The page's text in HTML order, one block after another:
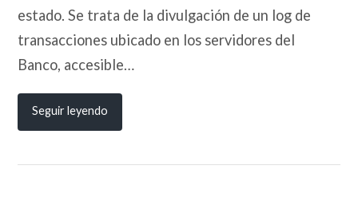
estado. Se trata de la divulgación de un log de
transacciones ubicado en los servidores del
Banco, accesible…
Seguir leyendo